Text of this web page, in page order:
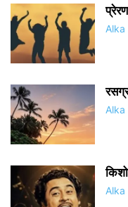
Alka
Alka
Alka